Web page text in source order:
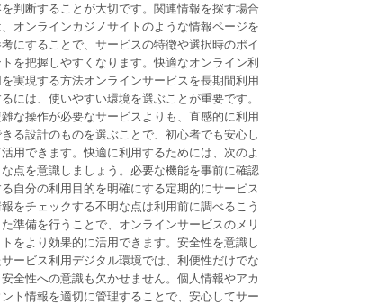
判断することが大切です。関連情報を探す場合
、オンラインカジノサイトのような情報ページを
にすることで、サービスの特徴や選択時のポイ
トを把握しやすくなります。快適なオンライン利
を実現する方法オンラインサービスを長期間利用
には、使いやすい環境を選ぶことが重要です。
な操作が必要なサービスよりも、直感的に利用
る設計のものを選ぶことで、初心者でも安心し
用できます。快適に利用するためには、次のよ
な点を意識しましょう。必要な機能を事前に確認
自分の利用目的を明確にする定期的にサービス
をチェックする不明な点は利用前に調べるこう
た準備を行うことで、オンラインサービスのメリ
トをより効果的に活用できます。安全性を意識し
サービス利用デジタル環境では、利便性だけでな
安全性への意識も欠かせません。個人情報やアカ
ント情報を適切に管理することで、安心してサー